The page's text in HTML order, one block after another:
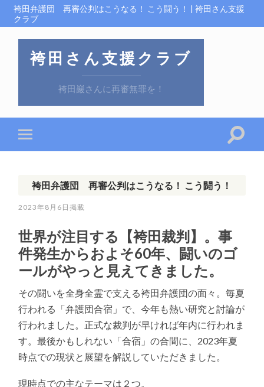
袴田弁護団 再審公判はこうなる！ こう闘う！ | 袴田さん支援
クラブ
袴田さん支援クラブ
袴田巖さんに再審無罪を！
袴田弁護団 再審公判はこうなる！ こう闘う！
2023年8月6日
世界が注目する【袴田裁判】。事
件発生からおよそ60年、闘いのゴ
ールがやっと見えてきました。
その闘いを全身全霊で支える袴田弁護団の面々。毎夏
行われる「弁護団合宿」で、今年も熱い研究と討論が
行われました。正式な裁判が早ければ年内に行われま
す。最後かもしれない「合宿」の合間に、2023年夏
時点での現状と展望を解説していただきました。
現時点での主なテーマは２つ。